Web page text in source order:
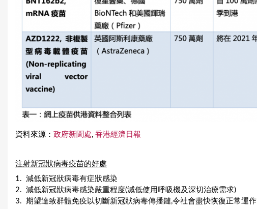
資料來源： 政府新聞處, 香港經濟日報
注射新冠狀病毒疫苗的好處
1. 減低新冠狀病毒有症狀感染
2. 減低新冠狀病毒感染嚴重程度(減低使用呼吸機及深切治療需求)
3. 期望達致群體免疫以切斷新冠狀病毒傳播鏈,令社會盡快恢復正常運作